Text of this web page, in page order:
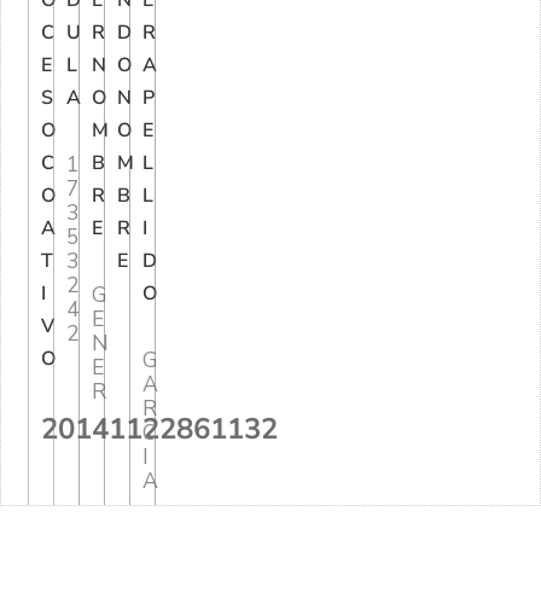
C
E
S
O
C
O
A
T
I
V
O
20141122861132
U
L
A
1
7
3
5
3
2
4
2
R
N
O
M
B
R
E
G
E
N
E
R
D
O
N
O
M
B
R
E
R
A
P
E
L
L
I
D
O
G
A
R
C
I
A